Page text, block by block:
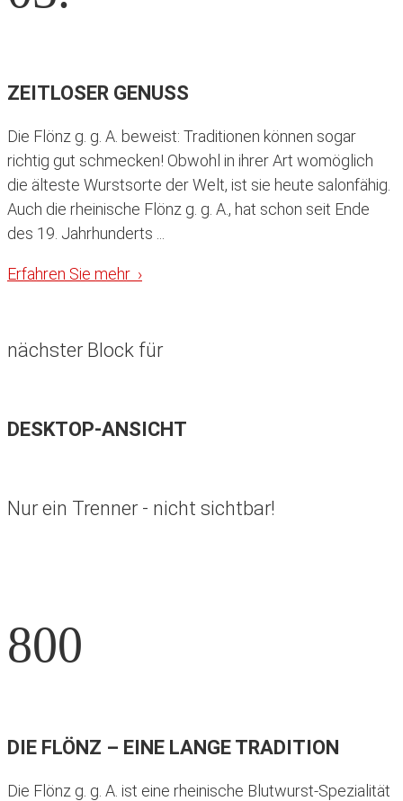
ZEITLOSER GENUSS
Die Flönz g. g. A. beweist: Traditionen können sogar
richtig gut schmecken! Obwohl in ihrer Art womöglich
die älteste Wurstsorte der Welt, ist sie heute salonfähig.
Auch die rheinische Flönz g. g. A., hat schon seit Ende
des 19. Jahrhunderts ...
Erfahren Sie mehr ›
nächster Block für
DESKTOP-ANSICHT
Nur ein Trenner - nicht sichtbar!
800
DIE FLÖNZ – EINE LANGE TRADITION
Die Flönz g. g. A. ist eine rheinische Blutwurst-Spezialität